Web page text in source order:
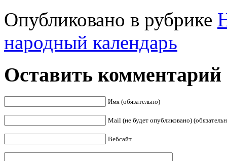
Опубликовано в рубрике
народный календарь
Оставить комментарий
Имя (обязательно)
Mail (не будет опубликовано)
Вебсайт